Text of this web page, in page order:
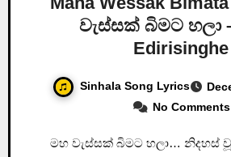
වැස්සක් බිමට හලා
Edirisinghe
Sinhala Song Lyrics
No Comments
මහ වැස්සක් බිමට හලා… නිදහස් වූ අහසක් සේ ඔබ